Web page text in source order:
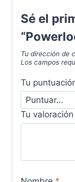
Sé el
Tu dirección de
Los campos
Tu
Tu valoración